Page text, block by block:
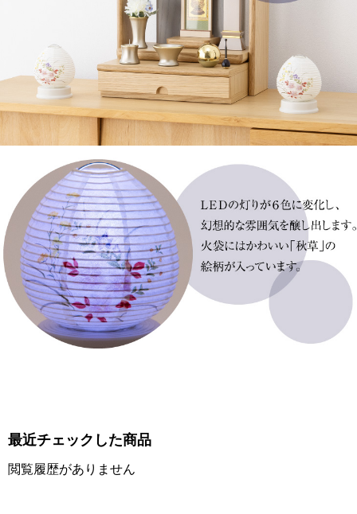
最近チェックした商品
閲覧履歴がありません